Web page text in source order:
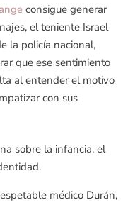
consigue generar
el teniente Israel
la policía nacional,
que ese sentimiento
al entender el motivo
con sus
sobre la infancia, el
médico Durán,